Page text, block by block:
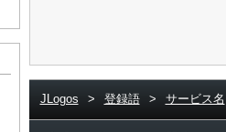
JLogos > 登録語 > サービス名